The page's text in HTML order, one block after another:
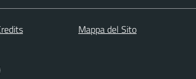
Mappa del Sito